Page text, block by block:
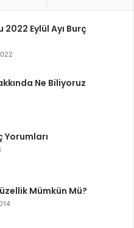
2022 Eylül Ayı Burç
Ne Biliyoruz
Yorumları
Mümkün Mü?